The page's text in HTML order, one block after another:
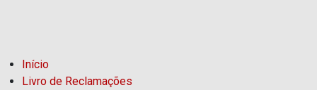
Início
Livro de Reclamações